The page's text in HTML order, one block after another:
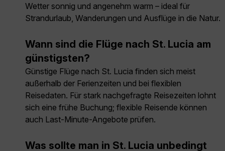
Wetter sonnig und angenehm warm – ideal für
Strandurlaub, Wanderungen und Ausflüge in die Natur.
Wann sind die Flüge nach St. Lucia am
günstigsten?
Günstige Flüge nach St. Lucia finden sich meist
außerhalb der Ferienzeiten und bei flexiblen
Reisedaten. Für stark nachgefragte Reisezeiten lohnt
sich eine frühe Buchung; flexible Reisende können
auch Last-Minute-Angebote prüfen.
Was sollte man in St. Lucia unbedingt